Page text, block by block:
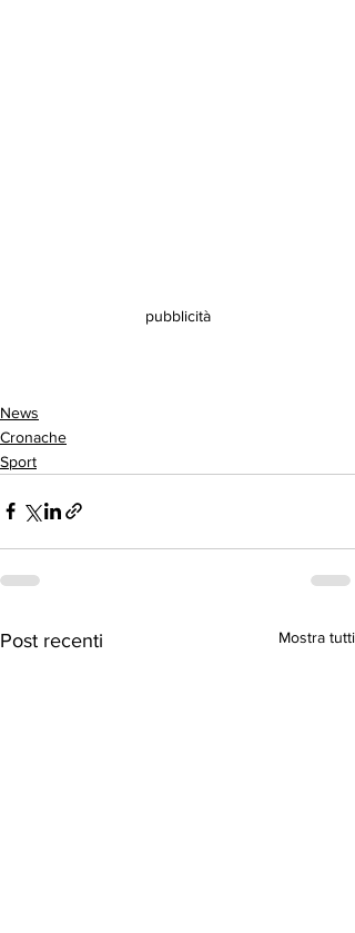
pubblicità
News
Cronache
Sport
Post recenti Mostra tutti